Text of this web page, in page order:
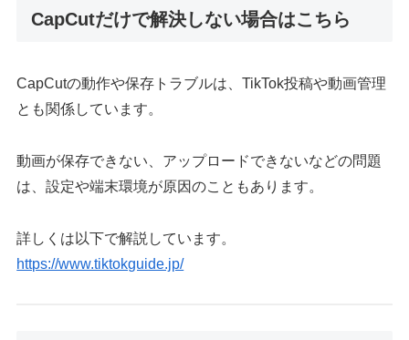
CapCutだけで解決しない場合はこちら
CapCutの動作や保存トラブルは、TikTok投稿や動画管理
とも関係しています。
動画が保存できない、アップロードできないなどの問題
は、設定や端末環境が原因のこともあります。
詳しくは以下で解説しています。
https://www.tiktokguide.jp/